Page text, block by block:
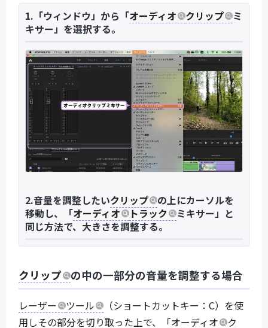
1.「ウィンドウ」から「オーディオ クリップ
ミ
キサー」を選択する。
2.音量を調整したいクリップ
の上にカーソルを
移動し、「オーディオ トラック
ミキサー」と
同じ方法で、大きさを調整する。
クリップ の中の一部分の音量を調整する場合
レーザー ツール
（ショートカットキー：C）を使
用しその部分を切り取った上で、「オーディオ
ク